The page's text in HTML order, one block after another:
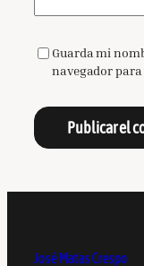
Guarda mi
navegador para
José Matas Crespo